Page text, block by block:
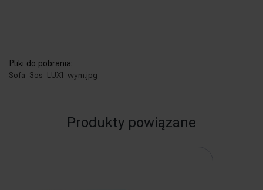
Pliki do pobrania:
Sofa_3os_LUX1_wym.jpg
Produkty powiązane